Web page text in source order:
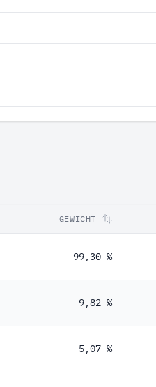
GEWICHT
99,30 %
9,82 %
5,07 %